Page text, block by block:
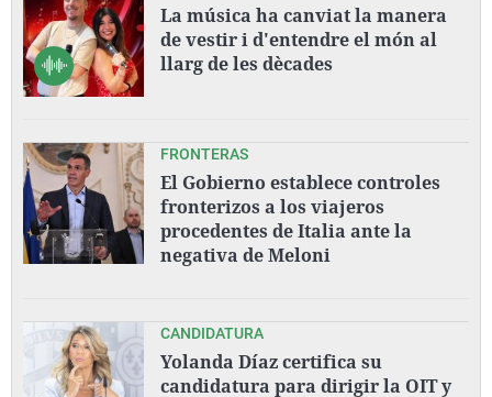
La música ha canviat la manera
de vestir i d'entendre el món al
llarg de les dècades
FRONTERAS
El Gobierno establece controles
fronterizos a los viajeros
procedentes de Italia ante la
negativa de Meloni
CANDIDATURA
Yolanda Díaz certifica su
candidatura para dirigir la OIT y